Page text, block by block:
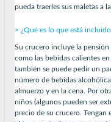
pueda traerles sus maletas a
> ¿Qué es lo que está
Su crucero incluye la
como las bebidas calientes
también se puede pedir un
número de bebidas
almuerzo y en la cena. Por
niños (algunos pueden ser
precio de su crucero. Tengan